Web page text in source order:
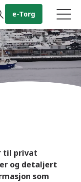
e-Torg
til privat
og detaljert
som